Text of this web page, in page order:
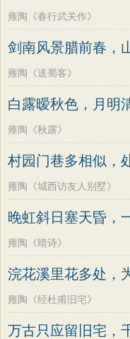
雍陶《春行武关作》
剑南风景腊前春，
雍陶《送蜀客》
白露暧秋色，月明
雍陶《秋露》
村园门巷多相似，
雍陶《城西访友人别墅》
晚虹斜日塞天昏，
雍陶《晴诗》
浣花溪里花多处，
雍陶《经杜甫旧宅》
万古只应留旧宅，